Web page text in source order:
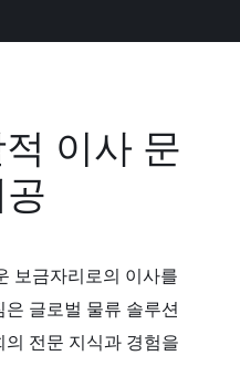
이사 문
보금자리로의 이사를
글로벌 물류 솔루션
전문 지식과 경험을